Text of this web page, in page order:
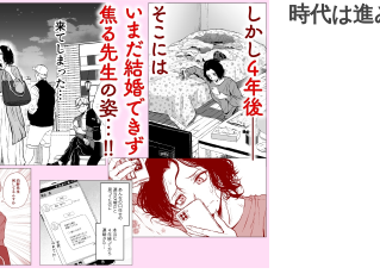
時代は進